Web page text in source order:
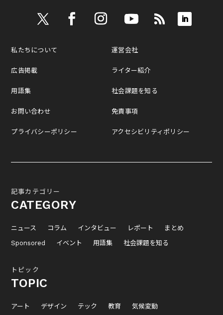
私たちについて
広告掲載
用語集
お問い合わせ
プライバシーポリシー
運営会社
ライター紹介
社会課題を知る
免責事項
アクセシビリティポリシー
記事カテゴリー
CATEGORY
ニュース コラム インタビュー レポート
まとめ
Sponsored
イベント 用語集 社会課題を知る
トピック
TOPIC
アート デザイン テック 教育 気候変動